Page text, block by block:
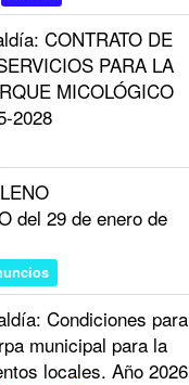
CONTRATO DE
PARA LA
MICOLÓGICO
2028
del 29 de enero de
Condiciones para
municipal para la
locales. Año 2026